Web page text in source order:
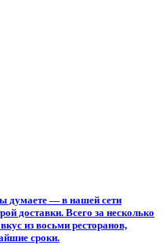
думаете — в нашей сети
доставки. Всего за несколько
из восьми ресторанов,
сроки.